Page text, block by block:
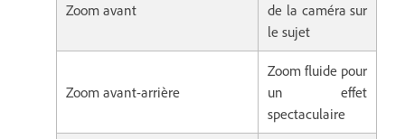
Zoom avant
de la caméra sur
le sujet
Zoom avant-arrière
Zoom fluide pour
un effet
spectaculaire